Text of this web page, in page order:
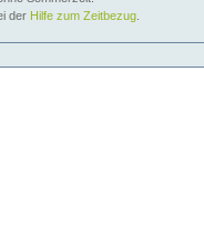
der Hilfe zum Zeitbezug